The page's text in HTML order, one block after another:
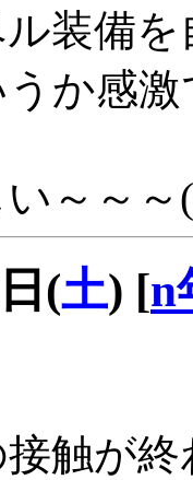
装備
か感
い～～
(土) [n
触が